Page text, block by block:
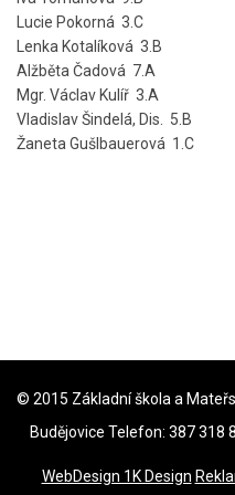
Lucie Pokorná 3.C
Lenka Kotalíková 3.B
Alžběta Čadová 7.A
Mgr. Václav Kulíř 3.A
Vladislav Šindelá, Dis. 5.B
Žaneta Gušlbauerová 1.C
© 2015 Základní škola a
Budějovice Telefon: 387 318
WebDesign 1K Design